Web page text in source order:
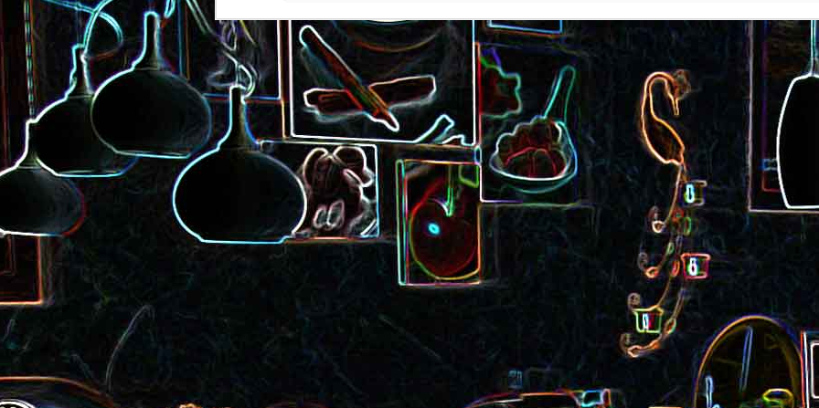
Salade de lentilles au céleri
branche et à la carotte
Salade de radis, à l’orange et
à la coriandre Bolognaise de lentilles et de
légumes
Gnocchi sauté au
et à la
Pizza au camembert, au sirop
d'érable et aux noix
Toast au chèvre, au miel et
aux amandes Moelleux au chocolat au lait
Nouilles chinoises au
mariné et au